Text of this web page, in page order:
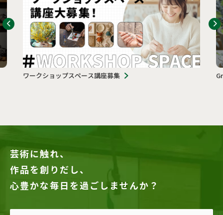
ワークショップスペース講座募集
芸術に触れ、
作品を創りだし、
心豊かな毎日を過ごしませんか？